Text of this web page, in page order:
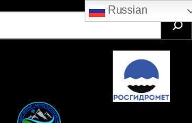
Russian